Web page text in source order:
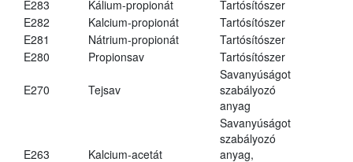
E283
Kálium-propionát
Tartósítószer
E282
Kalcium-propionát
Tartósítószer
E281
Nátrium-propionát
Tartósítószer
E280
Propionsav Tartósítószer
E270 Tejsav
Savanyúságot
szabályozó
anyag
E263 Kalcium-acetát
Savanyúságot
szabályozó
anyag,